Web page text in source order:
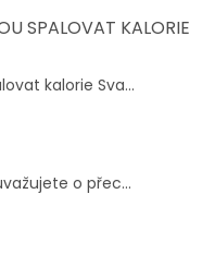
SPALOVAT KALORIE
kalorie Sva...
o přec...